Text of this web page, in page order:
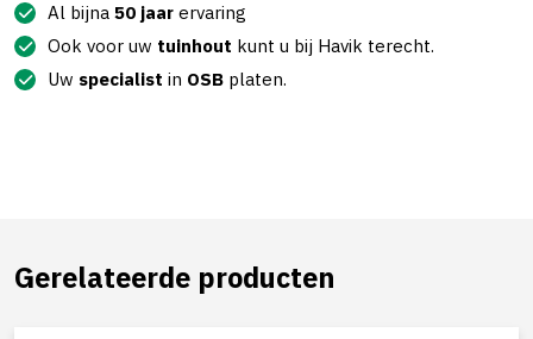
Al bijna 50 jaar ervaring
Ook voor uw tuinhout kunt u bij Havik terecht.
Uw specialist in OSB platen.
Gerelateerde producten